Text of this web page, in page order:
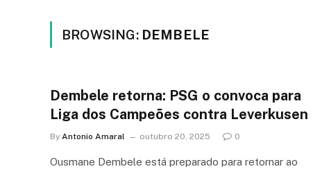
BROWSING: DEMBELE
Dembele retorna: PSG o convoca para
Liga dos Campeões contra Leverkusen
By Antonio Amaral outubro 20, 2025 0
Ousmane Dembele está preparado para retornar ao